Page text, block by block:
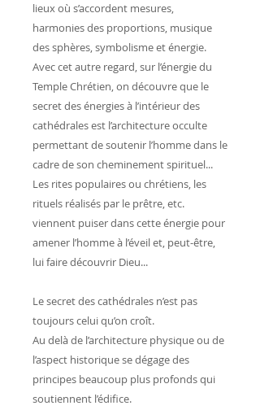
lieux où s’accordent mesures,
harmonies des proportions, musique
des sphères, symbolisme et énergie.
Avec cet autre regard, sur l’énergie du
Temple Chrétien, on découvre que le
secret des énergies à l’intérieur des
cathédrales est l’architecture occulte
permettant de soutenir l’homme dans le
cadre de son cheminement spirituel...
Les rites populaires ou chrétiens, les
rituels réalisés par le prêtre, etc.
viennent puiser dans cette énergie pour
amener l’homme à l’éveil et, peut-être,
lui faire découvrir Dieu...
Le secret des cathédrales n’est pas
toujours celui qu’on croît.
Au delà de l’architecture physique ou de
l’aspect historique se dégage des
principes beaucoup plus profonds qui
soutiennent l’édifice.